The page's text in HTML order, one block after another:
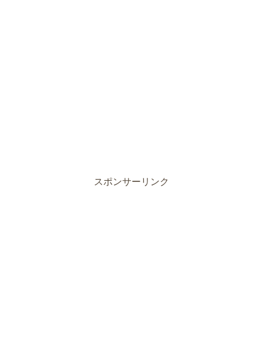
スポンサーリンク